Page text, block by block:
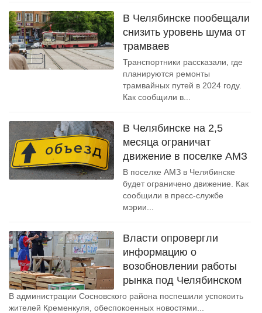
В Челябинске пообещали
снизить уровень шума от
трамваев
Транспортники рассказали, где
планируются ремонты
трамвайных путей в 2024 году.
Как сообщили в...
В Челябинске на 2,5
месяца ограничат
движение в поселке АМЗ
В поселке АМЗ в Челябинске
будет ограничено движение. Как
сообщили в пресс-службе
мэрии...
Власти опровергли
информацию о
возобновлении работы
рынка под Челябинском
В администрации Сосновского района поспешили успокоить
жителей Кременкуля, обеспокоенных новостями...